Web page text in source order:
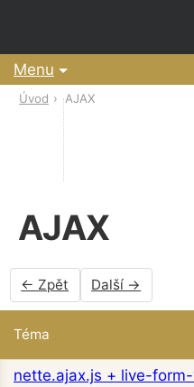
Menu
Úvod AJAX
AJAX
← Zpět Další →
Téma
nette.ajax.js + live-